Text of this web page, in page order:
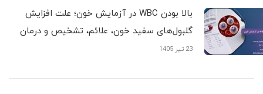
بالا بودن WBC در آزمایش خون؛ علت افزایش
گلبول‌های سفید خون، علائم، تشخیص و درمان
23 تیر 1405